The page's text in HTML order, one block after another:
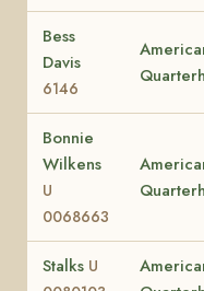
Bess
Davis
6146
Bonnie
Wilkens
U
0068663
Stalks U